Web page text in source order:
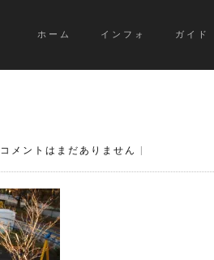
ホーム インフォ ガイド
コメントはまだありません